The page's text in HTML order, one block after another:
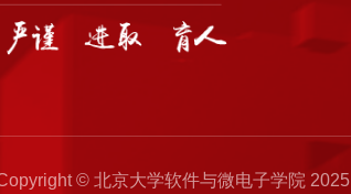
© 北京大学软件与微电子学院 2025